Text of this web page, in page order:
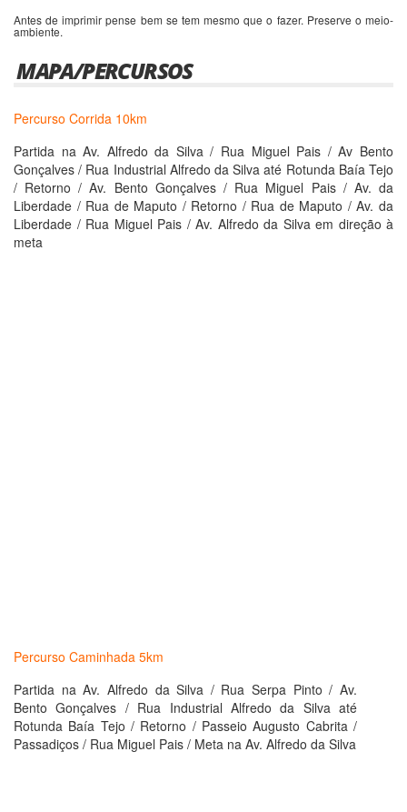
Antes de imprimir pense bem se tem mesmo que o fazer. Preserve o meio-
ambiente.
MAPA/PERCURSOS
Percurso Corrida 10km
Partida na Av. Alfredo da Silva / Rua Miguel Pais / Av Bento
Gonçalves / Rua Industrial Alfredo da Silva até Rotunda Baía Tejo
/ Retorno / Av. Bento Gonçalves / Rua Miguel Pais / Av. da
Liberdade / Rua de Maputo / Retorno / Rua de Maputo / Av. da
Liberdade / Rua Miguel Pais / Av. Alfredo da Silva em direção à
meta
Percurso Caminhada 5km
Partida na Av. Alfredo da Silva / Rua Serpa Pinto / Av.
Bento Gonçalves / Rua Industrial Alfredo da Silva até
Rotunda Baía Tejo / Retorno / Passeio Augusto Cabrita /
Passadiços / Rua Miguel Pais / Meta na Av. Alfredo da Silva